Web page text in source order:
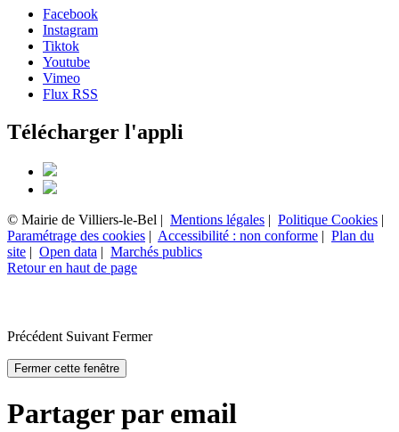
Facebook
Instagram
Tiktok
Youtube
Vimeo
Flux RSS
Télécharger l'appli
© Mairie de Villiers-le-Bel | Mentions légales | Politique Cookies |
Paramétrage des cookies | Accessibilité : non conforme | Plan du
site | Open data | Marchés publics
Retour en haut de page
Précédent Suivant Fermer
Fermer cette fenêtre
Partager par email